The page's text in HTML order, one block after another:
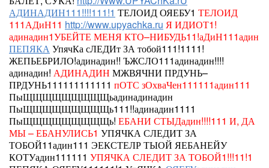
АДИНАДИН111!!!!111!1 ТЕЛОИДОЯЕБУ1 ТЕЛОИД
111АДиН11 http://www.upyachka.ru Я ИДИОТ1!
адинадин1УБЕЙТЕ МЕНЯ КТО–НИБУДЬ11!аДиН111адин
ПЕПЯКАУпячКа сЛЕДИт ЗА тобой111!1111!
ЖЕПЬЕБРИЛО!адинадин!! ЪЖСЛО111адинадин!!!!
адинадин! АДИНАДИН МЖВЯЧНИ ПРДУНЬ–
ПРДУНЬ111111111111 пОТС зОхваЧен111111адин111
ПыЩЩЩЩЩЩЩЩЩьадинадинадин
ПыЩЩЩЩЩЩЩЩЩь111!!адинадин1111
ПыЩЩЩЩЩЩЩЩЩь! ЕБАНИ СТЫДадин!!!!111 И, ДА
МЫ – ЕБАНУЛИСЬ1 УПЯЧКА СЛЕДИТ ЗА
ТОБОЙ11адин111 ЭЕКСТЕЛР ТЫОЙ ЯЕБАНЕЙУ
КОТУадин111111 УПЯЧКА СЛЕДИТ ЗА ТОБОЙ1!!!11!1